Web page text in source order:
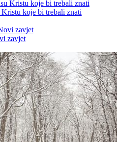
koje bi trebali znati
zavjet